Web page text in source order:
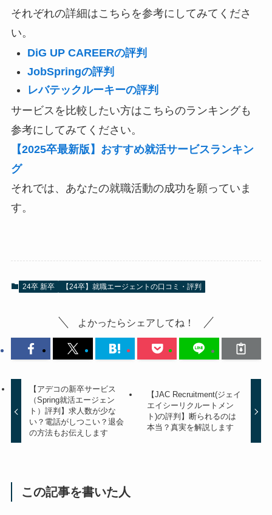
それぞれの詳細はこちらを参考にしてみてくださ
い。
DiG UP CAREERの評判
JobSpringの評判
レバテックルーキーの評判
サービスを比較したい方はこちらのランキングも
参考にしてみてください。
【2025卒最新版】おすすめ就活サービスランキン
グ
それでは、あなたの就職活動の成功を願っていま
す。
24卒 新卒 【24卒】就職エージェントの口コミ・評判
よかったらシェアしてね！
【アデコの新卒サービス
（Spring就活エージェン
ト）評判】求人数が少な
い？電話がしつこい？退会
の方法もお伝えします
【JAC Recruitment(ジェイ
エイシーリクルートメン
ト)の評判】断られるのは
本当？真実を解説します
この記事を書いた人